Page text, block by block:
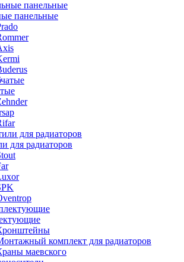
панельные
для радиаторов
комплект для радиаторов
маевского